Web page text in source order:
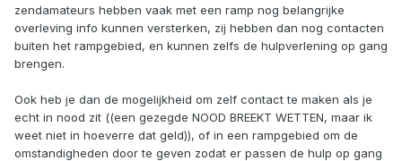
zendamateurs hebben vaak met een ramp nog belangrijke
overleving info kunnen versterken, zij hebben dan nog contacten
buiten het rampgebied, en kunnen zelfs de hulpverlening op gang
brengen.
Ook heb je dan de mogelijkheid om zelf contact te maken als je
echt in nood zit ((een gezegde NOOD BREEKT WETTEN, maar ik
weet niet in hoeverre dat geld)), of in een rampgebied om de
omstandigheden door te geven zodat er passen de hulp op gang